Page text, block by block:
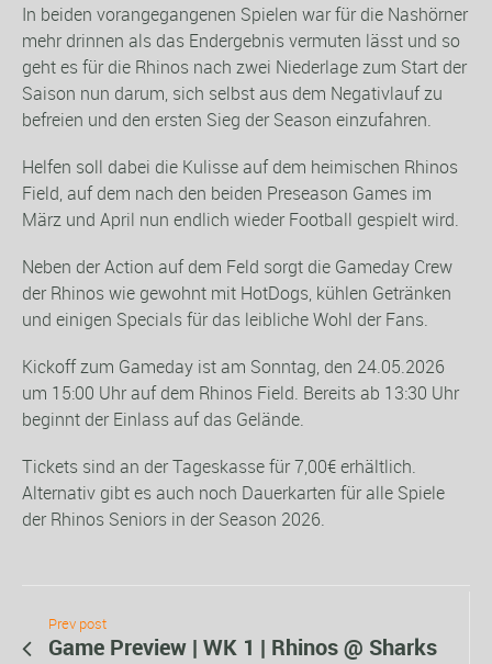
In beiden vorangegangenen Spielen war für die Nashörner
mehr drinnen als das Endergebnis vermuten lässt und so
geht es für die Rhinos nach zwei Niederlage zum Start der
Saison nun darum, sich selbst aus dem Negativlauf zu
befreien und den ersten Sieg der Season einzufahren.
Helfen soll dabei die Kulisse auf dem heimischen Rhinos
Field, auf dem nach den beiden Preseason Games im
März und April nun endlich wieder Football gespielt wird.
Neben der Action auf dem Feld sorgt die Gameday Crew
der Rhinos wie gewohnt mit HotDogs, kühlen Getränken
und einigen Specials für das leibliche Wohl der Fans.
Kickoff zum Gameday ist am Sonntag, den 24.05.2026
um 15:00 Uhr auf dem Rhinos Field. Bereits ab 13:30 Uhr
beginnt der Einlass auf das Gelände.
Tickets sind an der Tageskasse für 7,00€ erhältlich.
Alternativ gibt es auch noch Dauerkarten für alle Spiele
der Rhinos Seniors in der Season 2026.
Prev post
Game Preview | WK 1 | Rhinos @ Sharks